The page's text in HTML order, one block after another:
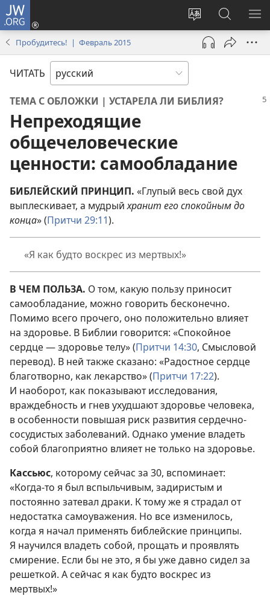
JW.ORG
Изменить
язык
сайта
Войти
(открывается
новом
окне)
Поиск
по
jw.org
Пробудитесь! | Февраль 2015
ЧИТАТЬ
ТЕМА С ОБЛОЖКИ | УСТАРЕЛА ЛИ БИБЛИЯ?
Непреходящие
общечеловеческие
ценности: самообладание
БИБЛЕЙСКИЙ ПРИНЦИП. «Глупый весь свой дух
выплескивает, а мудрыйхранит его спокойным до
конца» (Притчи 29:11).
«Я как будто воскрес из мертвых!»
В ЧЕМ ПОЛЬЗА. О том, какую пользу приносит
самообладание, можно говорить бесконечно.
Помимо всего прочего, оно положительно влияет
на здоровье. В Библии говорится: «Спокойное
сердце — здоровье телу» (Притчи 14:30, Смысловой
перевод). В ней также сказано: «Радостное сердце
благотворно, как лекарство» (Притчи 17:22).
И наоборот, как показывают исследования,
враждебность и гнев ухудшают здоровье человека,
в особенности повышая риск развития сердечно-
сосудистых заболеваний. Однако умение владеть
собой благоприятно влияет не только на здоровье.
Кассьюс, которому сейчас за 30, вспоминает:
«Когда-то я был вспыльчивым, задиристым и
постоянно затевал драки. К тому же я страдал от
недостатка самоуважения. Но все изменилось,
когда я начал применять библейские принципы.
Я научился владеть собой, прощать и проявлять
смирение. Если бы не это, я бы уже давно сидел за
решеткой. А сейчас я как будто воскрес из
мертвых!»